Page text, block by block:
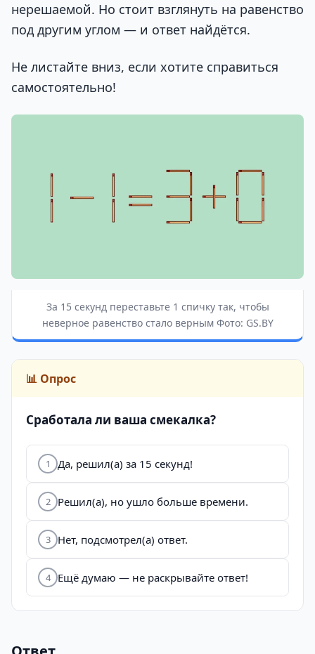
нерешаемой. Но стоит взглянуть на равенство
под другим углом — и ответ найдётся.
Не листайте вниз, если хотите справиться
самостоятельно!
За 15 секунд переставьте 1 спичку так, чтобы
неверное равенство стало верным Фото: GS.BY
📊 Опрос
Сработала ли ваша смекалка?
1 Да, решил(а) за 15 секунд!
2 Решил(а), но ушло больше времени.
3 Нет, подсмотрел(а) ответ.
4 Ещё думаю — не раскрывайте ответ!